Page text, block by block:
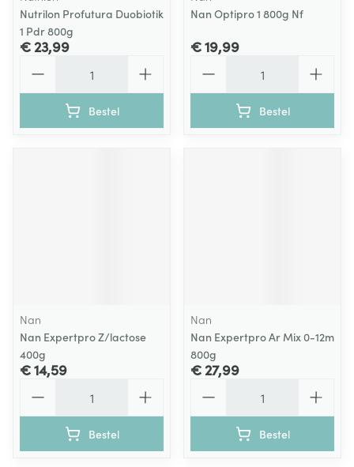
Nutrilon Profutura Duobiotik
1 Pdr 800g
€ 23,99
Bestel
Nan Optipro 1 800g Nf
€ 19,99
Bestel
Nan
Nan Expertpro Z/lactose
400g
€ 14,59
Bestel
Nan
Nan Expertpro Ar Mix 0-12m
800g
€ 27,99
Bestel